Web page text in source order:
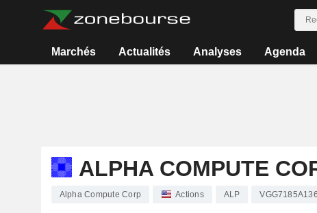
Marchés Actualités Analyses Agenda
ALPHA COMPUTE
Alpha Compute Corp Actions ALP